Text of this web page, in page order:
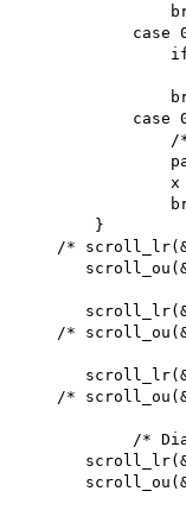
case
case
x
        }
/*
/*
/*
/*